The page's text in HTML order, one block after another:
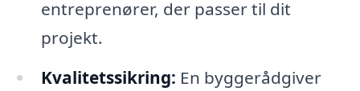
entreprenører, der passer til dit
projekt.
Kvalitetssikring: En byggerådgiver